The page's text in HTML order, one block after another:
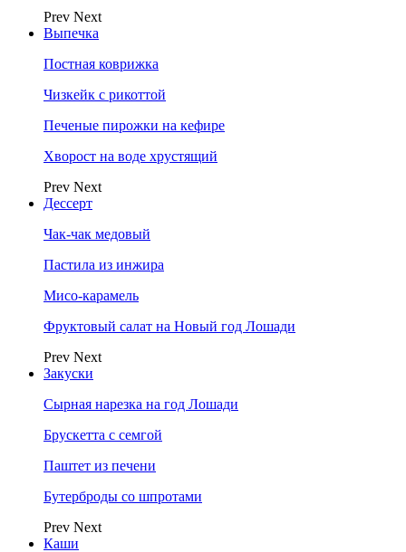
Prev Next
Выпечка
Постная коврижка
Чизкейк с рикоттой
Печеные пирожки на кефире
Хворост на воде хрустящий
Prev Next
Дессерт
Чак-чак медовый
Пастила из инжира
Мисо-карамель
Фруктовый салат на Новый год Лошади
Prev Next
Закуски
Сырная нарезка на год Лошади
Брускетта с семгой
Паштет из печени
Бутерброды со шпротами
Prev Next
Каши